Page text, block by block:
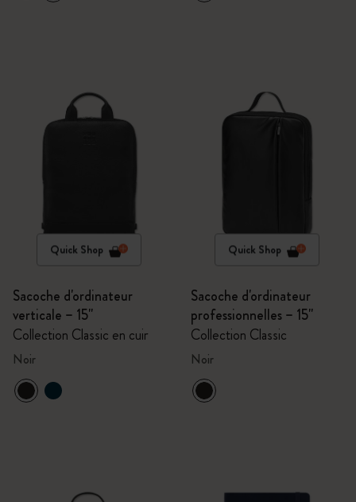
Quick Shop
Sacoche d'ordinateur
verticale – 15''
Collection Classic en cuir
Noir
Quick Shop
Sacoche d'ordinateur
professionnelles – 15''
Collection Classic
Noir